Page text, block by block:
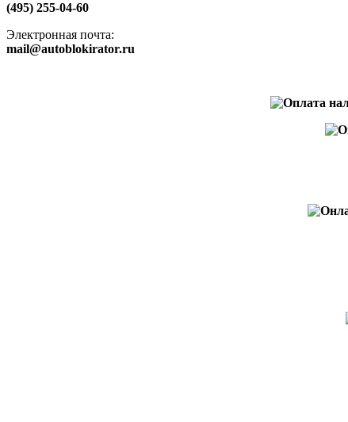
(495) 255-04-60
Электронная почта:
mail@autoblokirator.ru